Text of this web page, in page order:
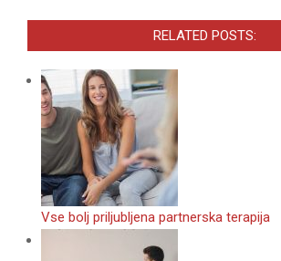
RELATED POSTS:
Vse bolj priljubljena partnerska terapija